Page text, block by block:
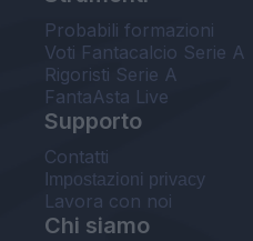
Probabili formazioni
Voti Fantacalcio Serie A
Rigoristi Serie A
FantaAsta Live
Supporto
Contatti
Impostazioni privacy
Lavora con noi
Chi siamo